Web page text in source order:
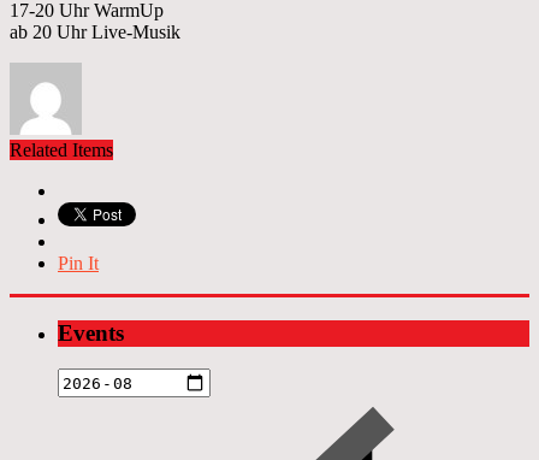
17-20 Uhr WarmUp
ab 20 Uhr Live-Musik
Related Items
Pin It
Events